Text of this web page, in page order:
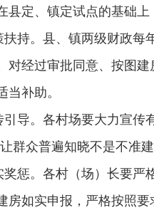
县定、镇定试点的基础
持。县、镇两级财政每
对经过审批同意、按图
当补助。
导。各村场要大力宣传
群众普遍知晓不是不准
惩。各村（场）长要严
房如实申报，严格按照